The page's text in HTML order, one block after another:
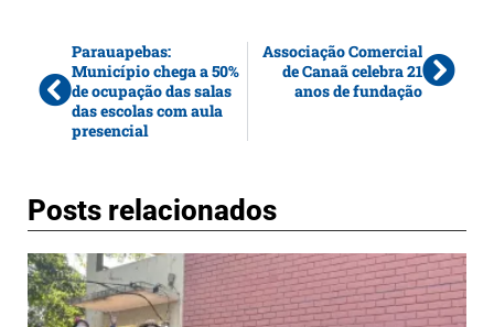
Parauapebas:
Município chega a 50%
de ocupação das salas
das escolas com aula
presencial
Associação Comercial
de Canaã celebra 21
anos de fundação
Posts relacionados